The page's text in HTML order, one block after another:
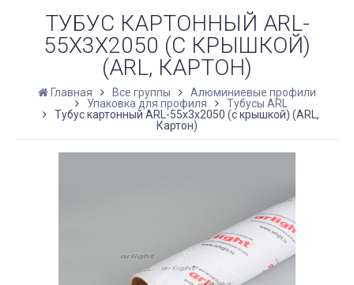
ТУБУС КАРТОННЫЙ ARL-
55Х3Х2050 (С КРЫШКОЙ)
(ARL, КАРТОН)
Главная Все группы
Алюминиевые профили
Упаковка для профиля
Тубусы ARL
Тубус картонный ARL-55х3х2050 (с крышкой) (ARL,
Картон)